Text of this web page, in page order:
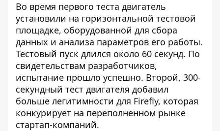
Во время первого теста двигатель
установили на горизонтальной тестовой
площадке, оборудованной для сбора
данных и анализа параметров его работы.
Тестовый пуск длился около 60 секунд. По
свидетельствам разработчиков,
испытание прошло успешно. Второй, 300-
секундный тест двигателя добавил
больше легитимности для Firefly, которая
конкурирует на переполненном рынке
стартап-компаний.